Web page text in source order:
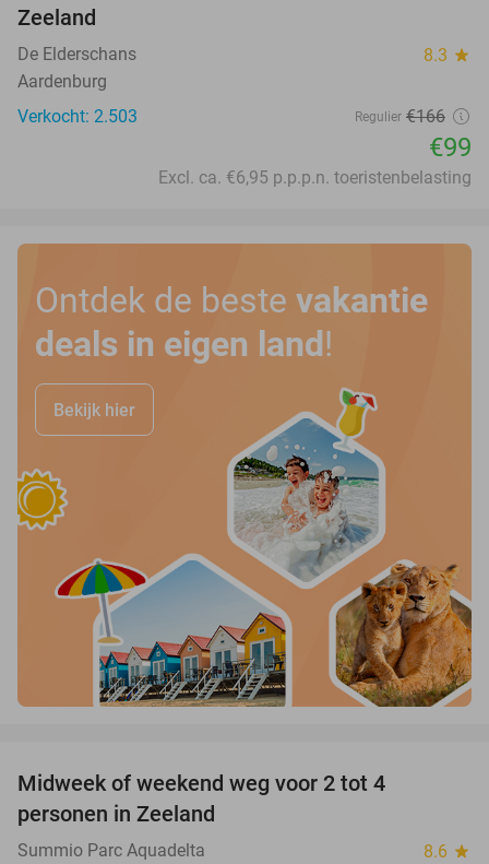
Zeeland
De Elderschans 8.3 star
Aardenburg
Verkocht: 2.503
Regulier €166
€99
Excl. ca. €6,95 p.p.p.n. toeristenbelasting
Ontdek de beste vakantie
deals in eigen land!
Bekijk hier
Midweek of weekend weg voor 2 tot 4
personen in Zeeland
Summio Parc Aquadelta 8.6 star